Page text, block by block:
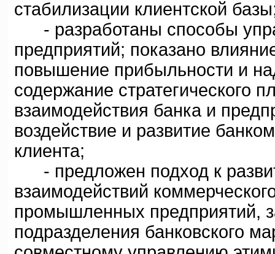
стабилизации клиентской
- разработаны способы
предприятий; показано
повышение прибыльности и
содержание стратегического
взаимодействия банка и
воздействие и развитие
клиента;
- предложен подход к
взаимодействий
промышленных предприятий,
подразделения банковского